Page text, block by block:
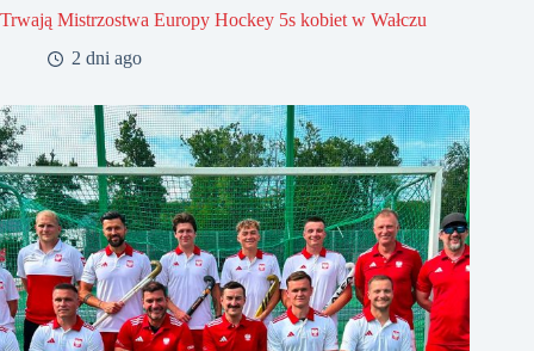
Trwają Mistrzostwa Europy Hockey 5s kobiet w Wałczu
2 dni ago